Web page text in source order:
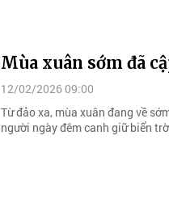
Mùa xuân sớm đã
12/02/2026 09:00
Từ đảo xa, mùa xuân đang về
người ngày đêm canh giữ biển